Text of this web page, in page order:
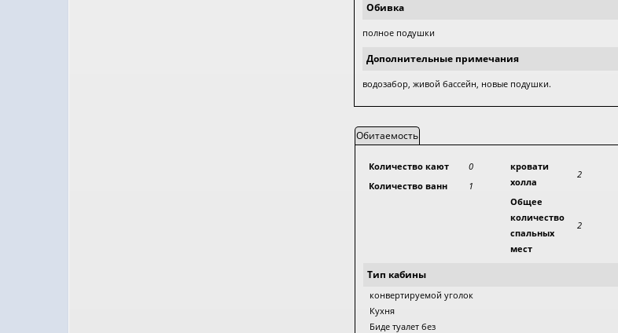
Обивка
полное подушки
Дополнительные примечания
водозабор, живой бассейн, новые подушки.
Обитаемость
Количество кают
0
Количество ванн
1
кровати
холла
2
Общее
количество
спальных
мест
2
Тип кабины
конвертируемой уголок
Кухня
Биде туалет без